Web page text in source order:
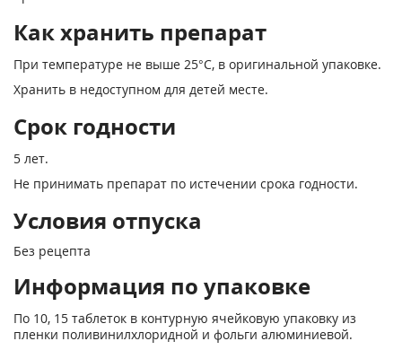
Как хранить препарат
При температуре не выше 25°С, в оригинальной упаковке.
Хранить в недоступном для детей месте.
Срок годности
5 лет.
Не принимать препарат по истечении срока годности.
Условия отпуска
Без рецепта
Информация по упаковке
По 10, 15 таблеток в контурную ячейковую упаковку из
пленки поливинилхлоридной и фольги алюминиевой.